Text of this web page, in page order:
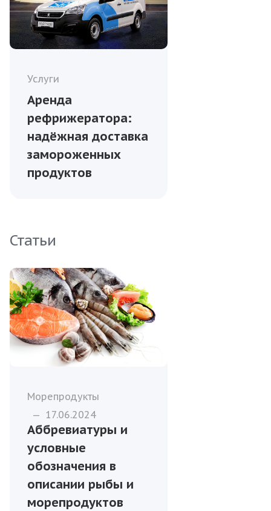
Услуги
Аренда
рефрижератора:
надёжная доставка
замороженных
продуктов
Статьи
Морепродукты
— 17.06.2024
Аббревиатуры и
условные
обозначения в
описании рыбы и
морепродуктов